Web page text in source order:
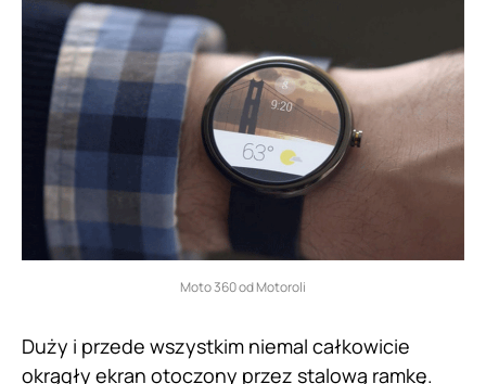
Moto 360 od Motoroli
Duży i przede wszystkim niemal całkowicie
okrągły ekran otoczony przez stalową ramkę.